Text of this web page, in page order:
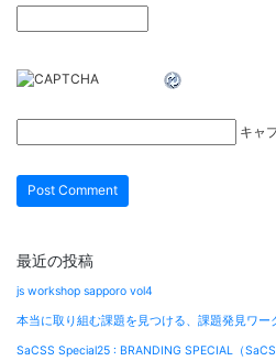
キャ
最近の投稿
js workshop sapporo vol4
本当に取り組む課題を見つける、課題発見ワー
SaCSS Special25 : BRANDING SPECIAL（